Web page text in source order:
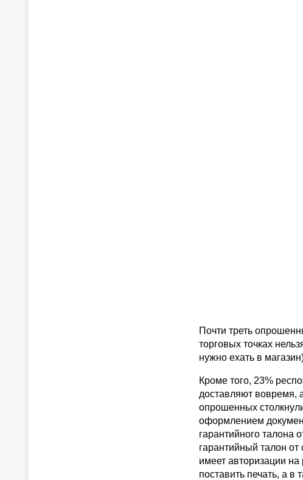
Почти треть
торговых точках
нужно ехать в
Кроме того, 23%
доставляют вовремя,
опрошенных
оформлением
гарантийного талона
гарантийный талон от
имеет авторизации
поставить печать, а